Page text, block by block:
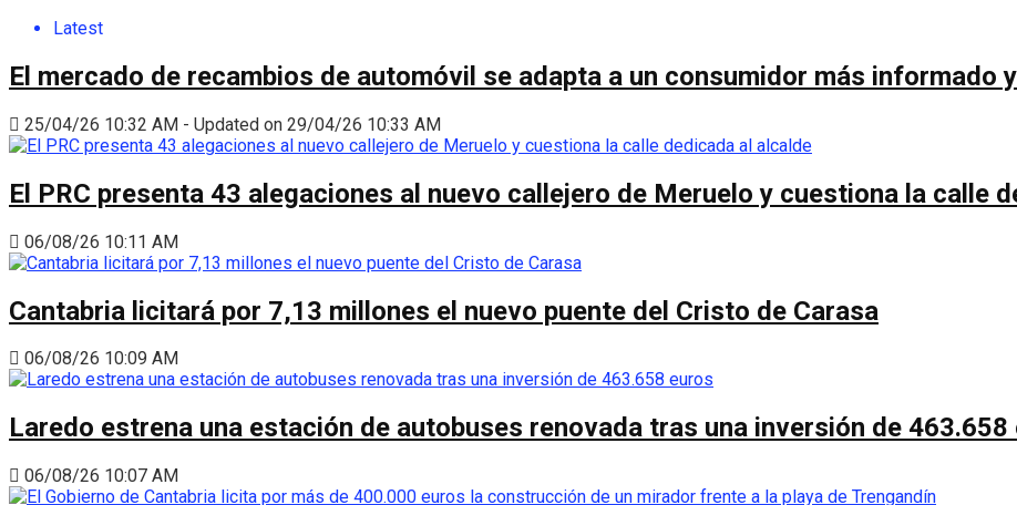
Latest
El mercado de recambios de automóvil se adapta a un consumidor más informado
25/04/26 10:32 AM - Updated on 29/04/26 10:33 AM
El PRC presenta 43 alegaciones al nuevo callejero de Meruelo y cuestiona la calle
06/08/26 10:11 AM
Cantabria licitará por 7,13 millones el nuevo puente del Cristo de Carasa
06/08/26 10:09 AM
Laredo estrena una estación de autobuses renovada tras una inversión de 463.658
06/08/26 10:07 AM